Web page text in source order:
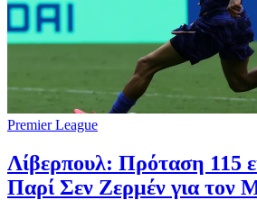
Premier League
Λίβερπουλ: Πρόταση 115
Παρί Σεν Ζερμέν για τον